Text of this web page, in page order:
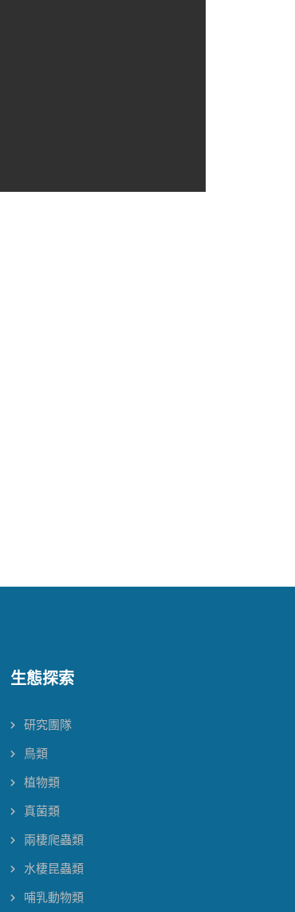
生態探索
研究團隊
鳥類
植物類
真菌類
兩棲爬蟲類
水棲昆蟲類
哺乳動物類